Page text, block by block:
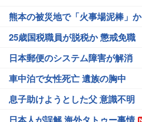
熊本の被災地で「火事場泥棒」か
25歳国税職員が脱税か 懲戒免職
日本郵便のシステム障害が解消
車中泊で女性死亡 遺族の胸中
息子助けようとした父 意識不明